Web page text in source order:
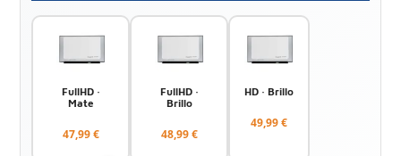
FullHD ·
Mate
47,99 €
FullHD ·
Brillo
48,99 €
HD · Brillo
49,99 €